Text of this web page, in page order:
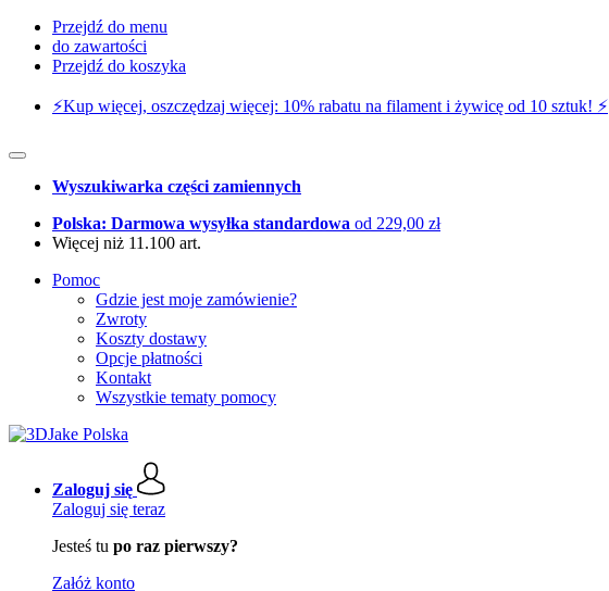
Przejdź do menu
do zawartości
Przejdź do koszyka
⚡️Kup więcej, oszczędzaj więcej: 10% rabatu na filament i żywicę od 10 sztuk! ⚡️
Wyszukiwarka części zamiennych
Polska: Darmowa wysyłka standardowa od 229,00 zł
Więcej niż 11.100 art.
Pomoc
Gdzie jest moje zamówienie?
Zwroty
Koszty dostawy
Opcje płatności
Kontakt
Wszystkie tematy pomocy
Zaloguj się
Zaloguj się teraz
Jesteś tu po raz pierwszy?
Załóż konto